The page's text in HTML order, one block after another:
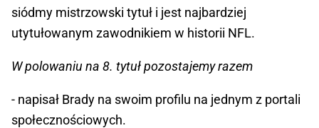
siódmy mistrzowski tytuł i jest najbardziej
utytułowanym zawodnikiem w historii NFL.
W polowaniu na 8. tytuł pozostajemy razem
- napisał Brady na swoim profilu na jednym z portali
społecznościowych.